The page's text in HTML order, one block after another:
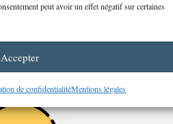
peut avoir un effet négatif sur certaines
Accepter
de confidentialitéMentions légales